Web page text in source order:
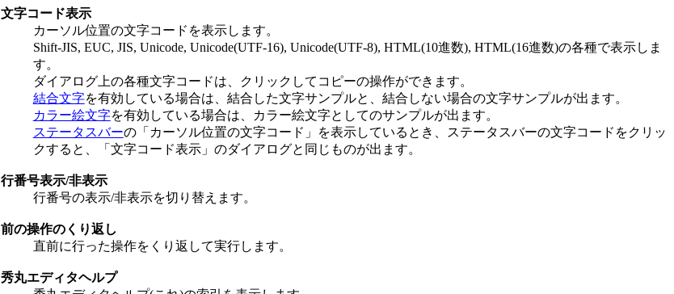
文字コード表示
カーソル位置の文字コードを表示します。
Shift-JIS, EUC, JIS, Unicode, Unicode(UTF-16), Unicode(UTF-8), HTML(10進数), HTML(16進数)の各種で表示しま
す。
ダイアログ上の各種文字コードは、クリックしてコピーの操作ができます。
結合文字を有効している場合は、結合した文字サンプルと、結合しない場合の文字サンプルが出ます。
カラー絵文字を有効している場合は、カラー絵文字としてのサンプルが出ます。
ステータスバーの「カーソル位置の文字コード」を表示しているとき、ステータスバーの文字コードをクリッ
クすると、「文字コード表示」のダイアログと同じものが出ます。
行番号表示/非表示
行番号の表示/非表示を切り替えます。
前の操作のくり返し
直前に行った操作をくり返して実行します。
秀丸エディタヘルプ